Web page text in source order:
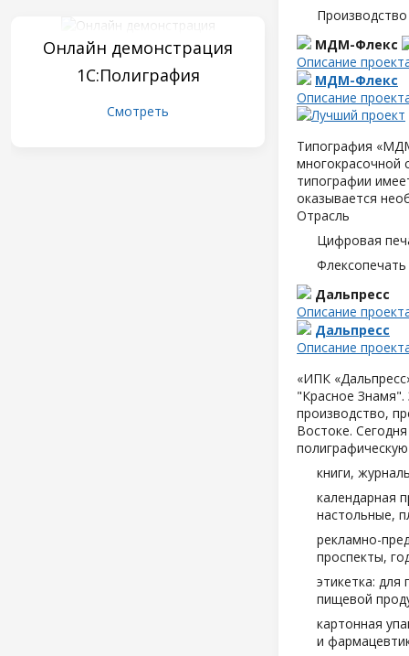
Онлайн демонстрация
1С:Полиграфия
Смотреть
МДМ-Флекс
Описание
МДМ-Флекс
Описание
Типография
многокрасочной
типографии
оказывается
Отрасль
Цифровая
Дальпресс
Описание
Дальпресс
Описание
«ИПК
"Красное Знамя".
производство,
Востоке.
книги,
календарная
настольные,
рекламно-
проспекты,
этикетка:
пищевой
картонная
и